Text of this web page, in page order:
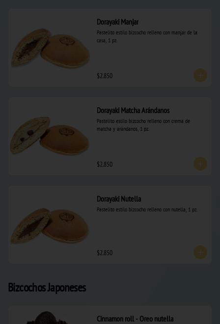
Dorayaki Manjar
Pastelito estilo bizcocho relleno con manjar de la
casa, 1 pz.
$2.850
Dorayaki Matcha Arándanos
Pastelito estilo bizcocho relleno con crema de
matcha y arándanos, 1 pz.
$2.850
Dorayaki Nutella
Pastelito estilo bizcocho relleno con nutella, 1 pz.
$2.850
Bizcochos Japoneses
Cinnamon roll - Oreo nutella